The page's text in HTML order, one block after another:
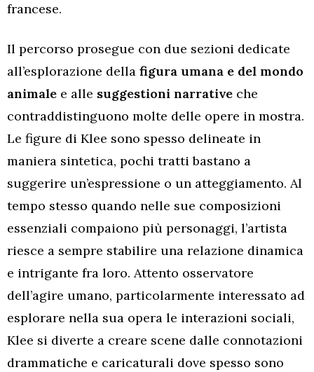
francese.
Il percorso prosegue con due sezioni dedicate
all’esplorazione della figura umana e del mondo
animale e alle suggestioni narrative che
contraddistinguono molte delle opere in mostra.
Le figure di Klee sono spesso delineate in
maniera sintetica, pochi tratti bastano a
suggerire un’espressione o un atteggiamento. Al
tempo stesso quando nelle sue composizioni
essenziali compaiono più personaggi, l’artista
riesce a sempre stabilire una relazione dinamica
e intrigante fra loro. Attento osservatore
dell’agire umano, particolarmente interessato ad
esplorare nella sua opera le interazioni sociali,
Klee si diverte a creare scene dalle connotazioni
drammatiche e caricaturali dove spesso sono